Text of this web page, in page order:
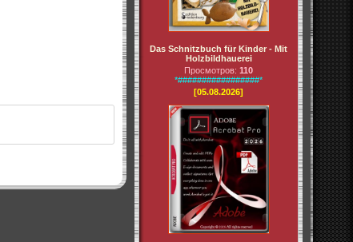
Das Schnitzbuch für Kinder - Mit
Holzbildhauerei
Просмотров: 110
*#################*
[05.08.2026]